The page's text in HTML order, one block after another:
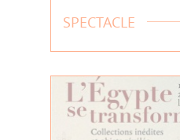
SPECTACLE